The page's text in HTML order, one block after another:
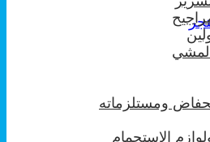
ومستلزماته
الإستحمام